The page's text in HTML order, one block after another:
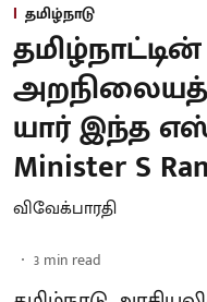
தமிழ்நாடு
தமிழ்நாட்டின்
யார் இந்த
Minister S
விவேக்பாரதி
3 min read